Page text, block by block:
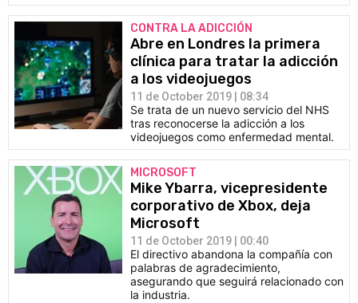
CONTRA LA ADICCIÓN
Abre en Londres la primera
clínica para tratar la adicción
a los videojuegos
11 de October 2019 | 08:34
Se trata de un nuevo servicio del NHS
tras reconocerse la adicción a los
videojuegos como enfermedad mental.
MICROSOFT
Mike Ybarra, vicepresidente
corporativo de Xbox, deja
Microsoft
11 de October 2019 | 00:40
El directivo abandona la compañía con
palabras de agradecimiento,
asegurando que seguirá relacionado con
la industria.